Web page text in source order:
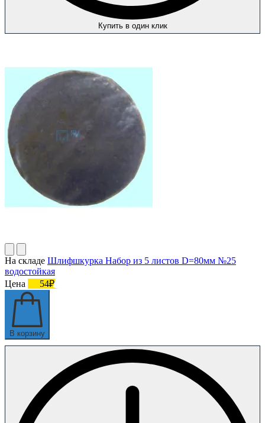
Купить в один клик
На складе Шлифшкурка Набор из 5 листов D=80мм №25
водостойкая
Цена
54₽
В корзину